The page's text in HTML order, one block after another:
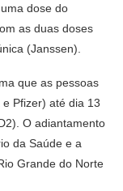
dose do
as duas doses
(Janssen).
que as pessoas
Pfizer) até dia 13
O adiantamento
da Saúde e a
Grande do Norte